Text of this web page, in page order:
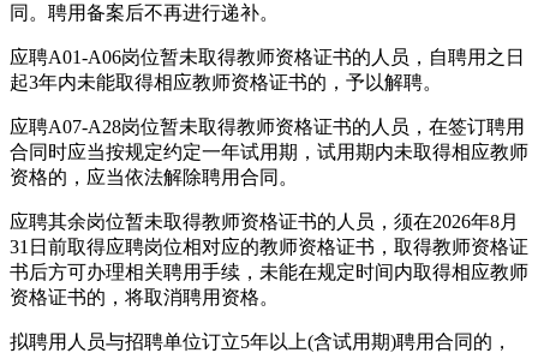
同。聘用备案后不再进行递补。
应聘A01-A06岗位暂未取得教师资格证书的人员，自聘用之日
起3年内未能取得相应教师资格证书的，予以解聘。
应聘A07-A28岗位暂未取得教师资格证书的人员，在签订聘用
合同时应当按规定约定一年试用期，试用期内未取得相应教师
资格的，应当依法解除聘用合同。
应聘其余岗位暂未取得教师资格证书的人员，须在2026年8月
31日前取得应聘岗位相对应的教师资格证书，取得教师资格证
书后方可办理相关聘用手续，未能在规定时间内取得相应教师
资格证书的，将取消聘用资格。
拟聘用人员与招聘单位订立5年以上(含试用期)聘用合同的，